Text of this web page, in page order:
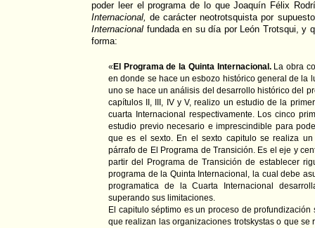
poder leer el programa de lo que Joaquín Félix
Internacional, de carácter neotrotsquista por
Internacional fundada en su día por León Trotsqui, y
forma:
« El Programa de la Quinta Internacional. La obra
en donde se hace un esbozo histórico general de la
uno se hace un análisis del desarrollo histórico del
capítulos II, III, IV y V, realizo un estudio de la
cuarta Internacional respectivamente. Los cinco
estudio previo necesario e imprescindible para
que es el sexto. En el sexto capitulo se realiza
párrafo de El Programa de Transición. Es el eje y
partir del Programa de Transición de establecer
programa de la Quinta Internacional, la cual debe
programatica de la Cuarta Internacional
superando sus limitaciones.
El capitulo séptimo es un proceso de
que realizan las organizaciones trotskystas o que se